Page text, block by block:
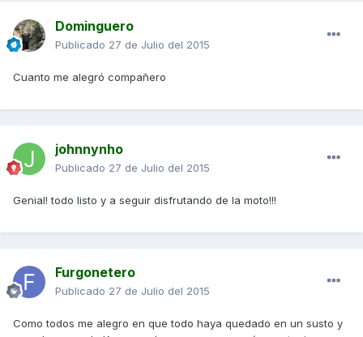
Dominguero
Publicado 27 de Julio del 2015
Cuanto me alegró compañero
johnnynho
Publicado 27 de Julio del 2015
Genial! todo listo y a seguir disfrutando de la moto!!!
Furgonetero
Publicado 27 de Julio del 2015
Como todos me alegro en que todo haya quedado en un susto y